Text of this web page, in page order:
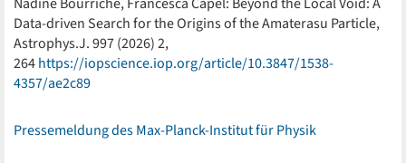
Data-driven Search for the Origins of the Amaterasu Particle,
Astrophys.J. 997 (2026) 2,
264https://iopscience.iop.org/article/10.3847/1538-
4357/ae2c89
Pressemeldung des Max-Planck-Institut für Physik